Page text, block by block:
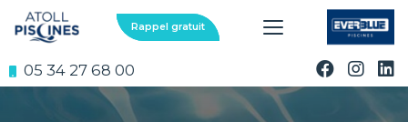
au
contenu
05 34 27 68 00
Rappel gratuit